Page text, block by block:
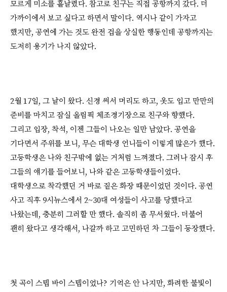
모르게 미소를 흩날렸다. 참고로 친구는 직접 공항까지 갔다. 더
가까이에서 보고 싶다고 하면서 말이다. 역시나 같이 가자고
했지만, 공연에 가는 것도 완전 겁을 상실한 행동인데 공항까지는
도저히 용기가 나지 않았다.
2월 17일, 그 날이 왔다. 신경 써서 머리도 하고, 옷도 입고 만만의
준비를 마치고 잠실 올림픽 체조경기장으로 친구와 향했다.
그리고 입장, 착석, 이젠 그들이 나오는 일만 남았다. 공연을
기다면서 주위를 보니, 무슨 대학생 언니들이 이렇게 많은가 했다.
고등학생은 나와 친구밖에 없는 거처럼 느껴졌다. 그러나 잠시 후
그들의 얘기를 들어보니, 나와 같은 고등학생들이었다.
대학생으로 착각했던 거 바로 짙은 화장 때문이었던 것이다. 공연
사고 직후 9시뉴스에서 2~30대 여성들이 사고를 당했다고
나왔는데, 충분히 그러할 만 했다. 솔직히 좀 무서웠다. 더불어
괜히 왔다고 생각해서, 나갈까 하고 고민하던 차 그들이 등장했다.
첫 곡이 스텝 바이 스텝이었나? 기억은 안 나지만, 화려한 불빛이